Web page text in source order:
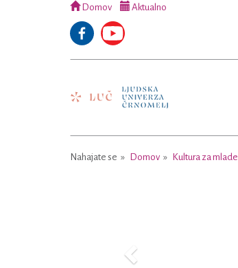
Domov Aktualno
Nahajate se Domov Kultura za mlade